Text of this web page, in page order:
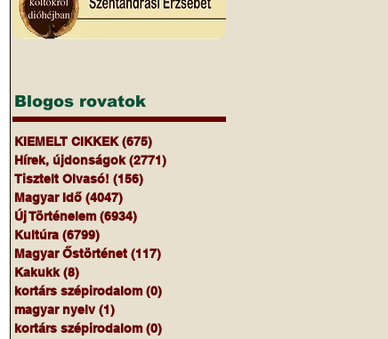
Blogos rovatok
KIEMELT CIKKEK (675)
Hírek, újdonságok (2771)
Tisztelt Olvasó! (156)
Magyar Idő (4047)
Új Történelem (6934)
Kultúra (6799)
Magyar Őstörténet (117)
Kakukk (8)
kortárs szépirodalom (0)
magyar nyelv (1)
kortárs szépirodalom (0)